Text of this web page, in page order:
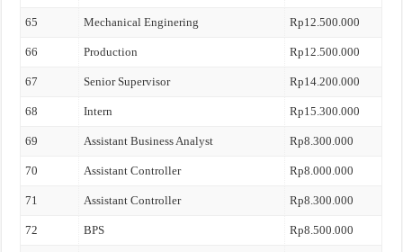
65 Mechanical Enginering Rp12.500.000
66 Production Rp12.500.000
67 Senior Supervisor Rp14.200.000
68 Intern Rp15.300.000
69 Assistant Business Analyst Rp8.300.000
70 Assistant Controller Rp8.000.000
71 Assistant Controller Rp8.300.000
72 BPS Rp8.500.000